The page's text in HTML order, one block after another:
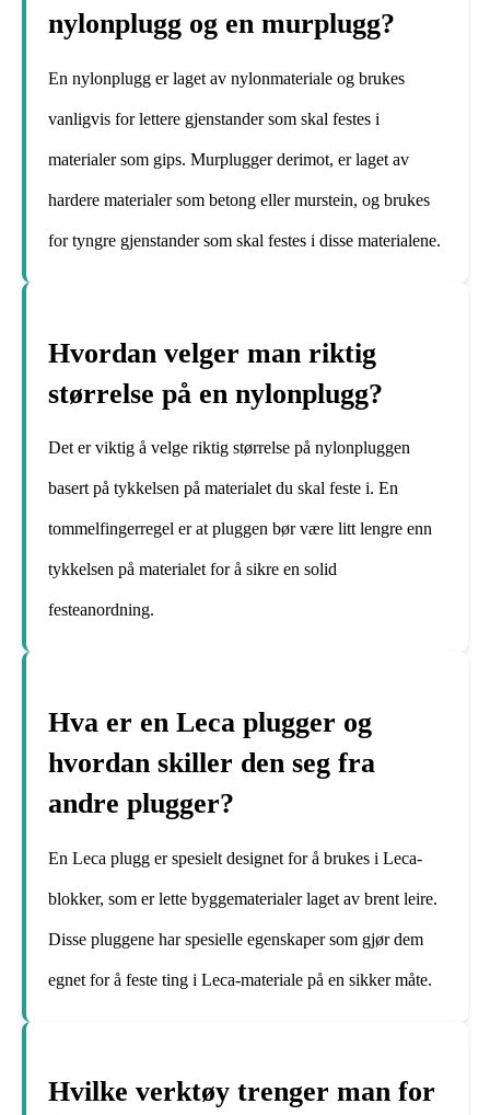
nylonplugg og en murplugg?
En nylonplugg er laget av nylonmateriale og brukes
vanligvis for lettere gjenstander som skal festes i
materialer som gips. Murplugger derimot, er laget av
hardere materialer som betong eller murstein, og brukes
for tyngre gjenstander som skal festes i disse materialene.
Hvordan velger man riktig
størrelse på en nylonplugg?
Det er viktig å velge riktig størrelse på nylonpluggen
basert på tykkelsen på materialet du skal feste i. En
tommelfingerregel er at pluggen bør være litt lengre enn
tykkelsen på materialet for å sikre en solid
festeanordning.
Hva er en Leca plugger og
hvordan skiller den seg fra
andre plugger?
En Leca plugg er spesielt designet for å brukes i Leca-
blokker, som er lette byggematerialer laget av brent leire.
Disse pluggene har spesielle egenskaper som gjør dem
egnet for å feste ting i Leca-materiale på en sikker måte.
Hvilke verktøy trenger man for